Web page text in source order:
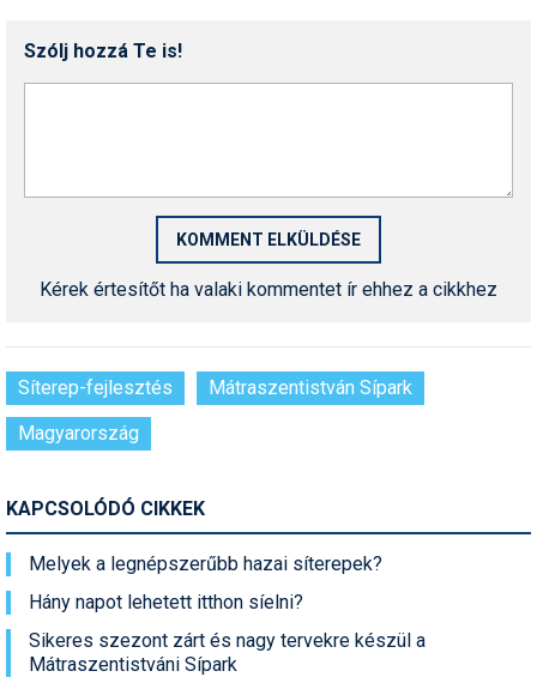
Szólj hozzá Te is!
Kérek értesítőt ha valaki kommentet ír ehhez a cikkhez
Síterep-fejlesztés
Mátraszentistván Sípark
Magyarország
KAPCSOLÓDÓ CIKKEK
Melyek a legnépszerűbb hazai síterepek?
Hány napot lehetett itthon síelni?
Sikeres szezont zárt és nagy tervekre készül a
Mátraszentistváni Sípark